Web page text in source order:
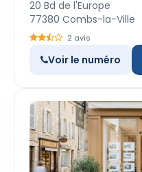
20 Bd de l'Europe
77380 Combs-la-Ville
2 avis
Voir le numéro